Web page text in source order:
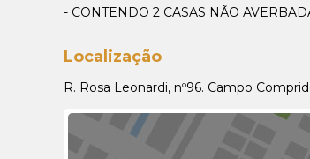
- CONTENDO 2 CASAS NÃO
Localização
R. Rosa Leonardi, nº96. Campo